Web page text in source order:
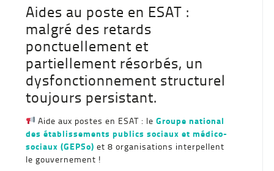
Aides au poste en ESAT :
malgré des retards
ponctuellement et
partiellement résorbés, un
dysfonctionnement structurel
toujours persistant.
Aide aux postes en ESAT : le Groupe national
des établissements publics sociaux et médico-
sociaux (GEPSo) et 8 organisations interpellent
le gouvernement !